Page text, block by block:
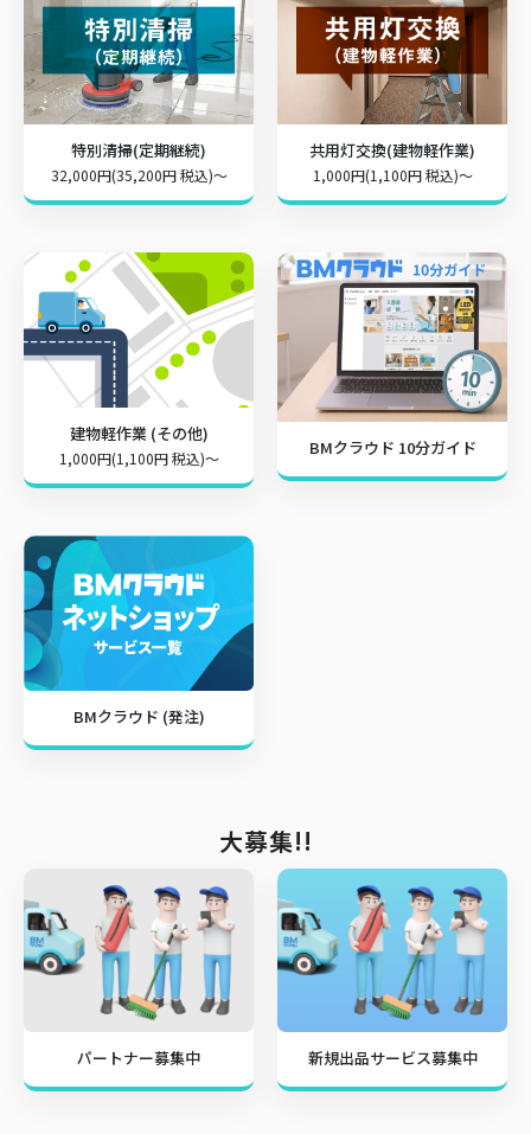
特別清掃(定期継続)
32,000円(35,200円 税込)～
共用灯交換(建物軽作業)
1,000円(1,100円 税込)～
建物軽作業 (その他)
1,000円(1,100円 税込)～
BMクラウド 10分ガイド
BMクラウド (発注)
大募集!!
パートナー募集中 新規出品サービス募集中